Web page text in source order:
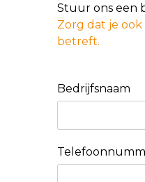
Stuur ons een
Zorg dat je
betreft.
Bedrijfsnaam